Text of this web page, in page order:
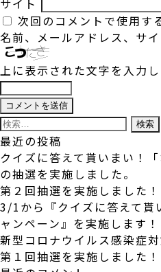
サイト
次回のコメントで使用す
名前、メールアドレス、サイ
上に表示された文字を入力し
検
索:
最近の投稿
クイズに答えて貰いまい！
の抽選を実施しました。
第２回抽選を実施しました！
3/1から『クイズに答えて貰
ャンペーン』を実施します！
新型コロナウイルス感染症
第１回抽選を実施しました！